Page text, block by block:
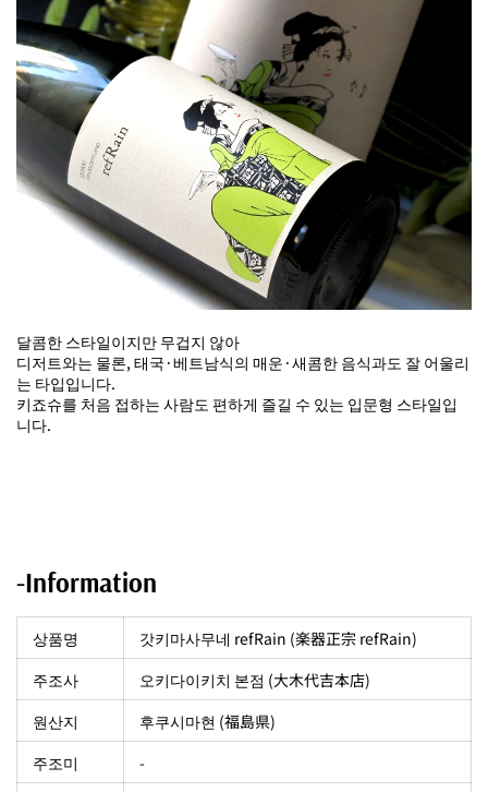
달콤한 스타일이지만 무겁지 않아
디저트와는 물론, 태국·베트남식의 매운·새콤한 음식과도 잘 어울리
는 타입입니다.
키죠슈를 처음 접하는 사람도 편하게 즐길 수 있는 입문형 스타일입
니다.
-Information
상품명
갓키마사무네 refRain (楽器正宗 refRain)
주조사
오키다이키치 본점 (大木代吉本店)
원산지
후쿠시마현 (福島県)
주조미
-